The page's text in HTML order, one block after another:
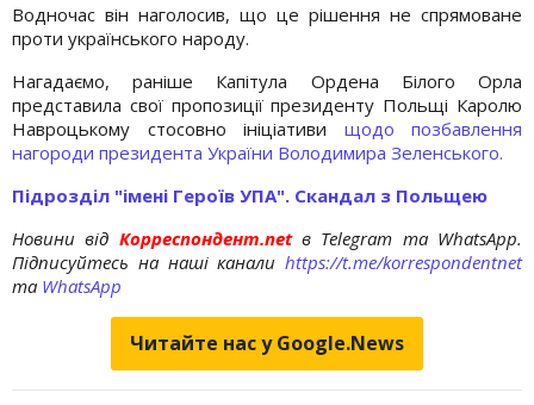
Водночас він наголосив, що це рішення не спрямоване
проти українського народу.
Нагадаємо, раніше Капітула Ордена Білого Орла
представила свої пропозиції президенту Польщі Каролю
Навроцькому стосовно ініціативи щодо позбавлення
нагороди президента України Володимира Зеленського.
Підрозділ "імені Героїв УПА". Скандал з Польщею
Новини від Корреспондент.netв Telegram та WhatsApp.
Підписуйтесь на наші канали https://t.me/korrespondentnet
та WhatsApp
Читайте нас у Google.News